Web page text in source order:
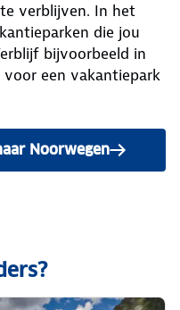
verblijven. In het
die jou
bijvoorbeeld in
een vakantiepark
Noorwegen